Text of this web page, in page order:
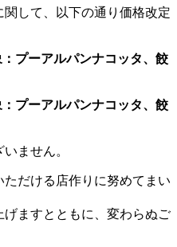
して、以下の通り価格改定
プーアルパンナコッタ、餃
：プーアルパンナコッタ、餃
ません。
だける店作りに努めてまい
ますとともに、変わらぬご